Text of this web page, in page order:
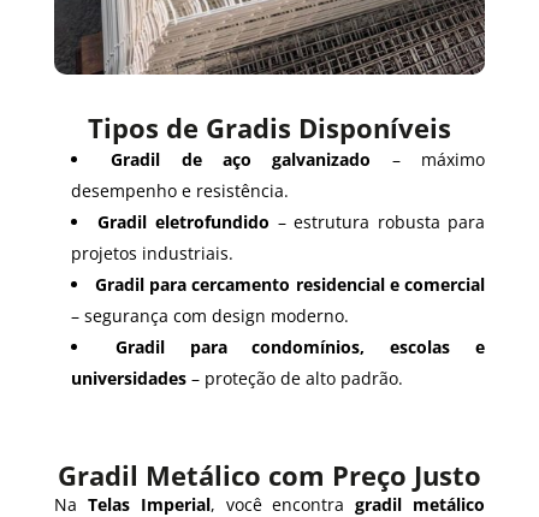
Tipos de Gradis Disponíveis
Gradil de aço galvanizado – máximo
desempenho e resistência.
Gradil eletrofundido – estrutura robusta para
projetos industriais.
Gradil para cercamento residencial e comercial
– segurança com design moderno.
Gradil para condomínios, escolas e
universidades– proteção de alto padrão.
Gradil Metálico com Preço Justo
Na Telas Imperial, você encontragradil metálico